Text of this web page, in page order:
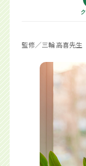
監修／三輪 高喜先生